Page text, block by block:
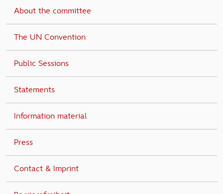
About the committee
The UN Convention
Public Sessions
Statements
Information material
Press
Contact & Imprint